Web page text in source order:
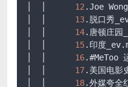
12.Joe
13.脱口秀
14.唐顿庄园
15.印度_ev
16.#MeToo
17.美国电影
18.外媒夸全